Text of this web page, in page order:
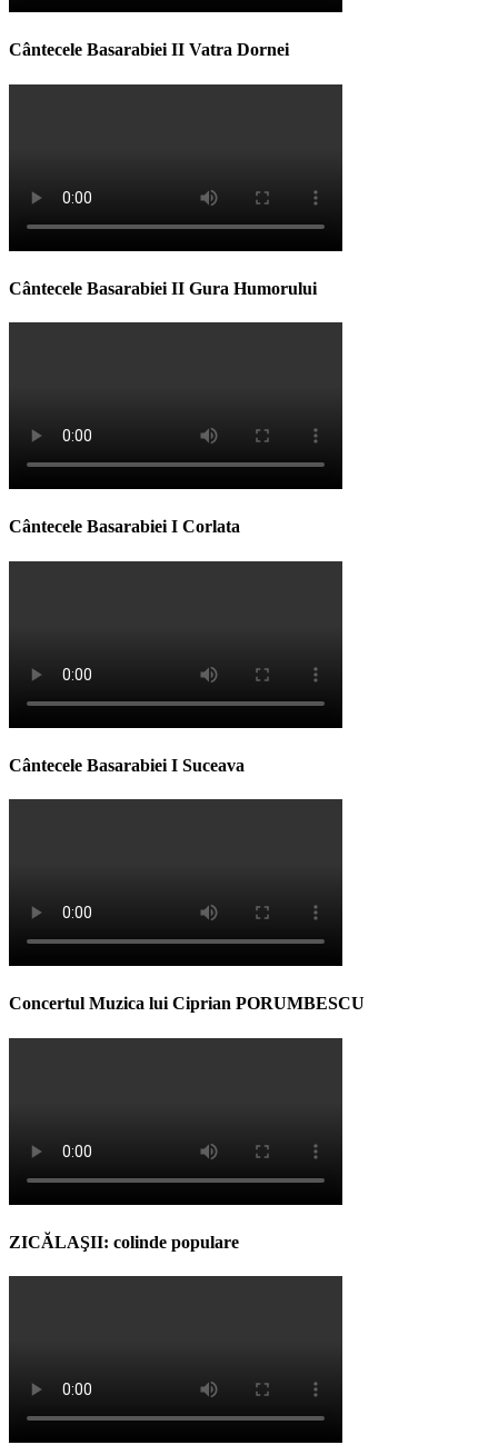
Cântecele Basarabiei II Vatra Dornei
Cântecele Basarabiei II Gura Humorului
Cântecele Basarabiei I Corlata
Cântecele Basarabiei I Suceava
Concertul Muzica lui Ciprian PORUMBESCU
ZICĂLAŞII: colinde populare